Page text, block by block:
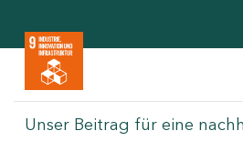
Unser Beitrag für eine